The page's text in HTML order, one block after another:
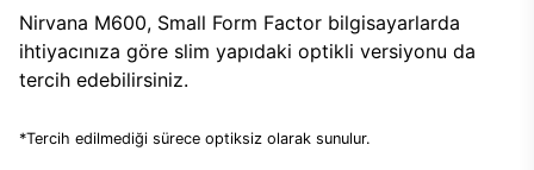
Nirvana M600, Small Form Factor bilgisayarlarda
ihtiyacınıza göre slim yapıdaki optikli versiyonu da
tercih edebilirsiniz.
*Tercih edilmediği sürece optiksiz olarak sunulur.